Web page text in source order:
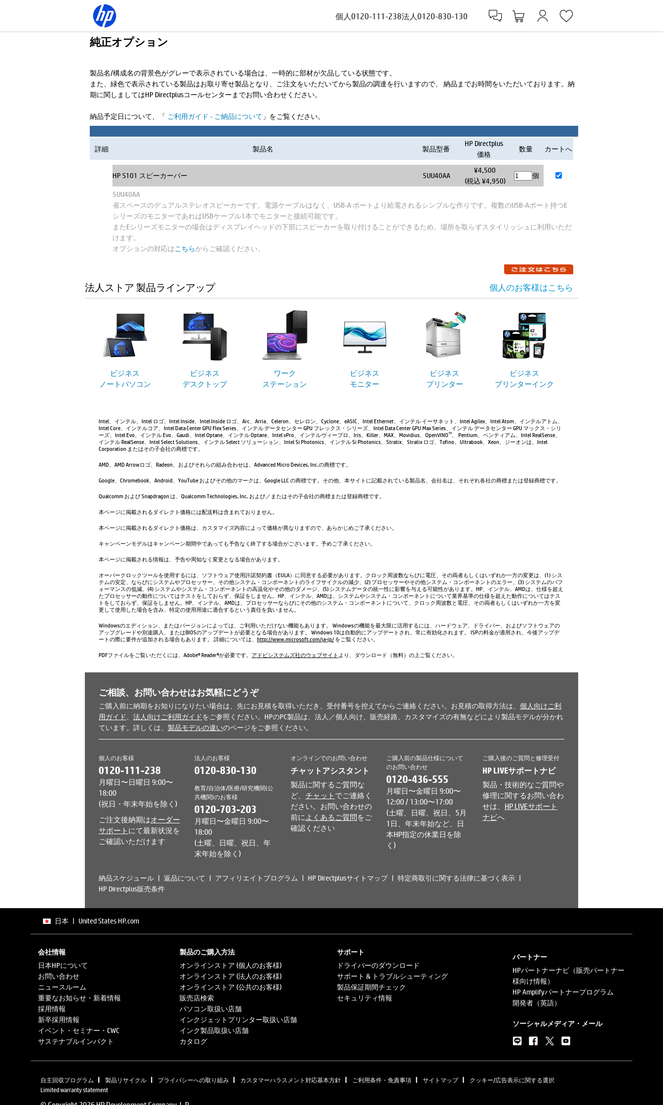
個人 0120-111-238法人 0120-830-130
純正オプション
製品名/構成名の背景色がグレーで表示されている場合は、一時的に部材が欠品している状態です。
また、緑色で表示されている製品はお取り寄せ製品となり、ご注文をいただいてから製品の調達を行いますので、 納品までお時間をいただいております。納
期に関しましてはHP Directplusコールセンターまでお問い合わせください。
納品予定日について、「 ご利用ガイド - ご納品について 」をご覧ください。
詳細 製品名 製品型番
HP Directplus
価格
数量 カートへ
HP S101 スピーカーバー 5UU40AA
¥4,500
(税込 ¥4,950)
個
5UU40AA
省スペースのデュアルステレオスピーカーです。電源ケーブルはなく、USB-A ポートより給電されるシンプルな作りです。複数のUSB-Aポート持つE
シリーズのモニターであればUSBケーブル1本でモニターと接続可能です。
またEシリーズモニターの場合はディスプレイヘッドの下部にスピーカーを取り付けることができるため、場所を取らずスタイリッシュに利用いただ
けます。
オプションの対応はこちらからご確認ください。
法人ストア 製品ラインアップ 個人のお客様はこちら
ビジネス
ノートパソコン
ビジネス
デスクトップ
ワーク
ステーション
ビジネス
モニター
ビジネス
プリンター
ビジネス
プリンターインク
Intel、インテル、Intel ロゴ、Intel Inside、Intel Inside ロゴ、Arc、Arria、Celeron、セレロン、Cyclone、eASIC、Intel Ethernet、インテル イーサネット、Intel Agilex、Intel Atom、インテルアトム、
Intel Core、インテルコア、Intel Data Center GPU Flex Series、インテル データセンター GPU フレックス・シリーズ、Intel Data Center GPU Max Series、インテル データセンター GPU マックス・シリ
ーズ、Intel Evo、インテル Evo、Gaudi、Intel Optane、インテル Optane、Intel vPro、インテルヴィープロ、Iris、Killer、MAX、Movidius、OpenVINOTM
、 Pentium、ペンティアム、Intel RealSense、
インテル RealSense、Intel Select Solutions、インテル Select ソリューション、Intel Si Photonics、インテル Si Photonics、Stratix、Stratix ロゴ、Tofino、Ultrabook、Xeon、ジーオンは、Intel
Corporation またはその子会社の商標です。
AMD、AMD Arrowロゴ、Radeon、およびそれらの組み合わせは、Advanced Micro Devices, Inc.の商標です。
Google、Chromebook、Android、YouTube およびその他のマークは、Google LLC の商標です。その他、本サイトに記載されている製品名、会社名は、それぞれ各社の商標または登録商標です。
Qualcomm および Snapdragon は、Qualcomm Technologies, Inc. および／またはその子会社の商標または登録商標です。
本ページに掲載されるダイレクト価格には配送料は含まれておりません。
本ページに掲載されるダイレクト価格は、カスタマイズ内容によって価格が異なりますので、あらかじめご了承ください。
キャンペーンモデルはキャンペーン期間中であっても予告なく終了する場合がございます。予めご了承ください。
本ページに掲載される情報は、予告や周知なく変更となる場合があります。
オーバークロックツールを使用するには、ソフトウェア使用許諾契約書（EULA）に同意する必要があります。クロック周波数ならびに電圧、その両者もしくはいずれか一方の変更は、(1) シス
テムの安定、ならびにシステムやプロセッサー、その他システム・コンポーネントのライフサイクルの減少、(2) プロセッサーやその他システム・コンポーネントのエラー、(3) システムのパフ
ォーマンスの低減、(4) システムやシステム・コンポーネントの高温化やその他のダメージ、(5) システムデータの統一性に影響を与える可能性があります。HP、インテル、AMDは、仕様を超え
たプロセッサーの動作についてはテストをしておらず、保証をしません。HP、インテル、AMDは、システムやシステム・コンポーネントについて業界基準の仕様を超えた動作についてはテス
トをしておらず、保証をしません。HP、インテル、AMDは、プロセッサーならびにその他のシステム・コンポーネントについて、クロック周波数と電圧、その両者もしくはいずれか一方を変
更して使用した場合を含み、特定の使用用途に適合するという責任を負いません。
Windowsのエディション、またはバージョンによっては、ご利用いただけない機能もあります。 Windowsの機能を最大限に活用するには、ハードウェア、ドライバー、およびソフトウェアの
アップグレードや別途購入、またはBIOSのアップデートが必要となる場合があります。 Windows 10は自動的にアップデートされ、常に有効化されます。 ISPの料金が適用され、今後アップデ
ートの際に要件が追加される場合もあります。 詳細については、 http://www.microsoft.com/ja-jp/ をご覧ください。
PDFファイルをご覧いただくには、Adobe® Reader®が必要です。 アドビシステムズ社のウェブサイト より、ダウンロード（無料）の上ご覧ください。
ご相談、お問い合わせはお気軽にどうぞ
ご購入前に納期をお知りになりたい場合は、先にお見積を取得いただき、受付番号を控えてからご連絡ください。お見積の取得方法は、 個人向けご利
用ガイド
法人向けご利用ガイドをご参照ください。HPのPC製品は、法人／個人向け、販売経路、カスタマイズの有無などにより製品モデルが分かれ
ています。詳しくは、 製品モデルの違いのページをご参照ください。
個人のお客様
0120-111-238
月曜日〜日曜日 9:00〜
18:00
(祝日・年末年始を除く)
ご注文後納期はオーダー
サポート にて最新状況を
ご確認いただけます
法人のお客様
0120-830-130
教育/自治体/医療/研究機関(公
共機関)のお客様
0120-703-203
月曜日〜金曜日 9:00〜
18:00
(土曜、日曜、祝日、年
末年始を除く)
オンラインでのお問い合わせ
チャットアシスタント
製品に関するご質問な
ど、 チャット でご連絡く
ださい。お問い合わせの
前に よくあるご質問をご
確認ください
ご購入前の製品仕様について
のお問い合わせ
0120-436-555
月曜日〜金曜日 9:00〜
12:00 / 13:00〜17:00
(土曜、日曜、祝日、5月
1日、年末年始など、日
本HP指定の休業日を除
く)
ご購入後のご質問と修理受付
HP LIVEサポートナビ
製品・技術的なご質問や
修理に関するお問い合わ
せは、 HP LIVEサポート
ナビへ
納品スケジュール 返品について アフィリエイトプログラム HP Directplusサイトマップ
特定商取引に関する法律に基づく表示
HP Directplus販売条件
日本 | United States HP.com
会社情報
日本HPについて
お問い合わせ
ニュースルーム
重要なお知らせ・新着情報
採用情報
新卒採用情報
イベント・セミナー・CWC
サステナブルインパクト
製品のご購入方法
オンラインストア (個人のお客様)
オンラインストア (法人のお客様)
オンラインストア (公共のお客様)
販売店検索
パソコン取扱い店舗
インクジェットプリンター取扱い店舗
インク製品取扱い店舗
カタログ
サポート
ドライバーのダウンロード
サポート & トラブルシューティング
製品保証期間チェック
セキュリティ情報
パートナー
HPパートナーナビ（販売パートナー
様向け情報）
HP Amplifyパートナープログラム
開発者（英語）
ソーシャルメディア・メール
自主回収プログラム | 製品リサイクル | プライバシーへの取り組み | カスタマーハラスメント対応基本方針 | ご利用条件・免責事項 | サイトマップ |
クッキー/広告表示に関する選択
Limited warranty statement